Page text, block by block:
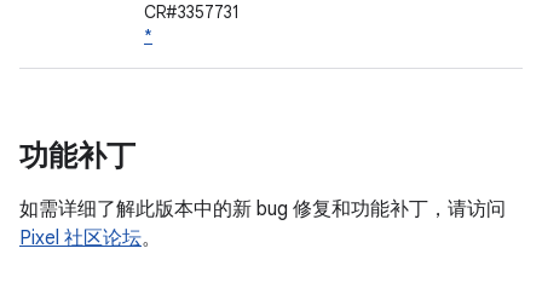
CR#3357731
*
功能补丁
如需详细了解此版本中的新 bug 修复和功能补丁，请访问
Pixel 社区论坛。